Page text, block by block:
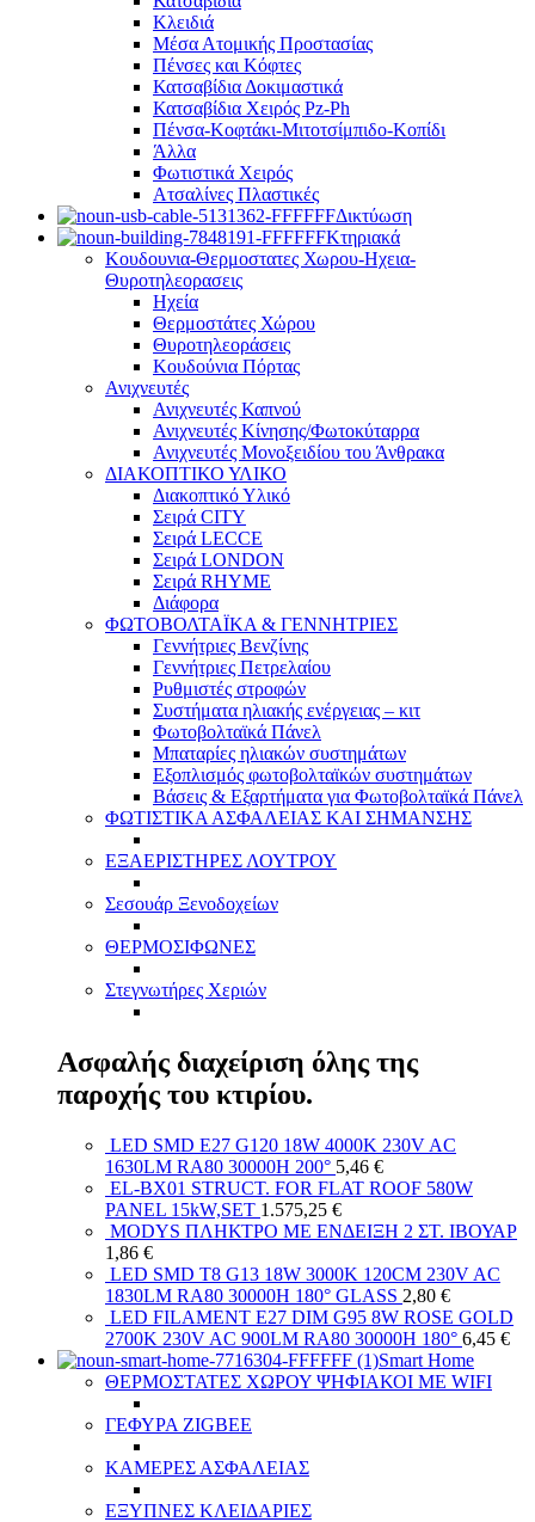
Κλειδιά
Μέσα Ατομικής Προστασίας
Πένσες και Κόφτες
Κατσαβίδια Δοκιμαστικά
Κατσαβίδια Χειρός Pz-Ph
Πένσα-Κοφτάκι-Μιτοτσίμπιδο-Κοπίδι
Άλλα
Φωτιστικά Χειρός
Ατσαλίνες Πλαστικές
Δικτύωση
Κτηριακά
Κουδουνια-Θερμοστατες Χωρου-Ηχεια-
Θυροτηλεορασεις
Ηχεία
Θερμοστάτες Χώρου
Θυροτηλεοράσεις
Κουδούνια Πόρτας
Ανιχνευτές
Ανιχνευτές Καπνού
Ανιχνευτές Κίνησης/Φωτοκύταρρα
Ανιχνευτές Μονοξειδίου του Άνθρακα
ΔΙΑΚΟΠΤΙΚΟ ΥΛΙΚΟ
Διακοπτικό Υλικό
Σειρά CITY
Σειρά LECCE
Σειρά LONDON
Σειρά RHYME
Διάφορα
ΦΩΤΟΒΟΛΤΑΪΚΑ & ΓΕΝΝΗΤΡΙΕΣ
Γεννήτριες Βενζίνης
Γεννήτριες Πετρελαίου
Ρυθμιστές στροφών
Συστήματα ηλιακής ενέργειας – κιτ
Φωτοβολταϊκά Πάνελ
Μπαταρίες ηλιακών συστημάτων
Εξοπλισμός φωτοβολταϊκών συστημάτων
Βάσεις & Εξαρτήματα για Φωτοβολταϊκά Πάνελ
ΦΩΤΙΣΤΙΚΑ ΑΣΦΑΛΕΙΑΣ ΚΑΙ ΣΗΜΑΝΣΗΣ
ΕΞΑΕΡΙΣΤΗΡΕΣ ΛΟΥΤΡΟΥ
Σεσουάρ Ξενοδοχείων
ΘΕΡΜΟΣΙΦΩΝΕΣ
Στεγνωτήρες Χεριών
Ασφαλής διαχείριση όλης της
παροχής του κτιρίου.
LED SMD E27 G120 18W 4000K 230V AC
1630LM RA80 30000H 200° 5,46 €
EL-BX01 STRUCT. FOR FLAT ROOF 580W
PANEL 15kW,SET 1.575,25 €
MODYS ΠΛΗΚΤΡΟ ΜΕ ΕΝΔΕΙΞΗ 2 ΣΤ. ΙΒΟΥΑΡ
1,86 €
LED SMD T8 G13 18W 3000K 120CM 230V AC
1830LM RA80 30000H 180° GLASS 2,80 €
LED FILAMENT E27 DIM G95 8W ROSE GOLD
2700K 230V AC 900LM RA80 30000H 180° 6,45 €
Smart Home
ΘΕΡΜΟΣΤΑΤΕΣ ΧΩΡΟΥ ΨΗΦΙΑΚΟΙ ΜΕ WIFI
ΓΕΦΥΡΑ ZIGBEE
ΚΑΜΕΡΕΣ ΑΣΦΑΛΕΙΑΣ
ΕΞΥΠΝΕΣ ΚΛΕΙΔΑΡΙΕΣ